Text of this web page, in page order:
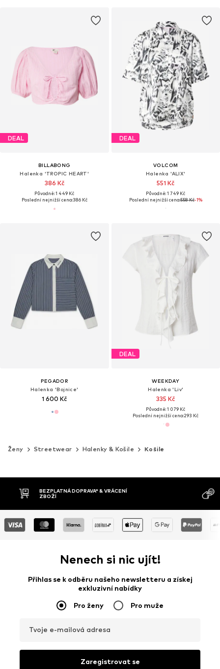
DEAL
BILLABONG
Halenka 'TROPIC HEART'
386 Kč
Původně: 1 449 Kč
Poslední nejnižší cena:386 Kč
DEAL
VOLCOM
Halenka 'ALIX'
551 Kč
Původně: 1 749 Kč
Poslední nejnižší cena:558 Kč-1%
PEGADOR
Halenka 'Bojnice'
1 600 Kč
DEAL
WEEKDAY
Halenka 'Liv'
335 Kč
Původně: 1 079 Kč
Poslední nejnižší cena:293 Kč
Ženy Streetwear Halenky & Košile Košile
DOBÍRKA
MOŽNOST
Nenech si nic ujít!
Přihlas se k odběru našeho newsletteru a získej
exkluzivní nabídky
Pro ženy Pro muže
Tvoje e-mailová adresa
Zaregistrovat se